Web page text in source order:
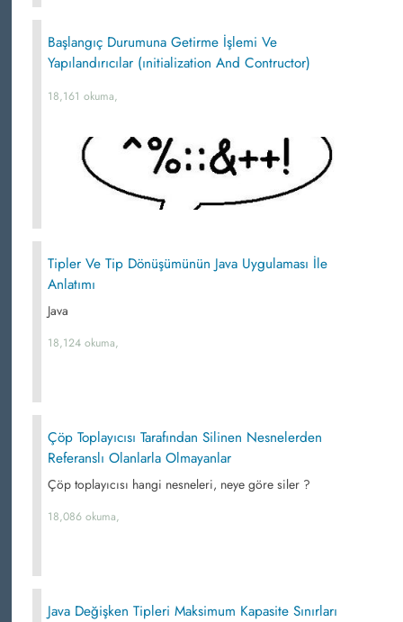
Başlangıç Durumuna Getirme İşlemi Ve
Yapılandırıcılar (ınitialization And Contructor)
18,161 okuma,
Tipler Ve Tip Dönüşümünün Java Uygulaması İle
Anlatımı
Java
18,124 okuma,
Çöp Toplayıcısı Tarafından Silinen Nesnelerden
Referanslı Olanlarla Olmayanlar
Çöp toplayıcısı hangi nesneleri, neye göre siler ?
18,086 okuma,
Java Değişken Tipleri Maksimum Kapasite Sınırları